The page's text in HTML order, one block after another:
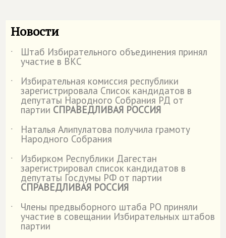
Новости
˙ Штаб Избирательного объединения принял
участие в ВКС
˙
Избирательная комиссия республики
зарегистрировала Список кандидатов в
депутаты Народного Собрания РД от
партии СПРАВЕДЛИВАЯ РОССИЯ
˙
Наталья Алипулатова получила грамоту
Народного Собрания
˙
Избирком Республики Дагестан
зарегистрировал список кандидатов в
депутаты Госдумы РФ от партии
СПРАВЕДЛИВАЯ РОССИЯ
˙
Члены предвыборного штаба РО приняли
участие в совещании Избирательных штабов
партии